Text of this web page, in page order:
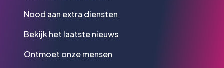
Nood aan extra diensten
Bekijk het laatste nieuws
Ontmoet onze mensen